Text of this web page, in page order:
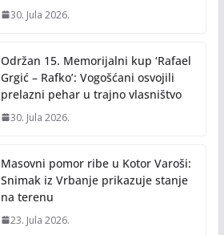
30. Jula 2026.
Održan 15. Memorijalni kup ‘Rafael
Grgić – Rafko’: Vogošćani osvojili
prelazni pehar u trajno vlasništvo
30. Jula 2026.
Masovni pomor ribe u Kotor Varoši:
Snimak iz Vrbanje prikazuje stanje
na terenu
23. Jula 2026.